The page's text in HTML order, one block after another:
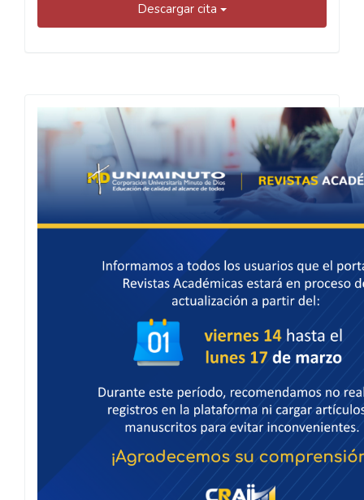
Descargar cita
Actualización
Portal
de
Revistas